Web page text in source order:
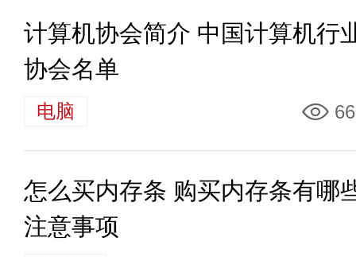
计算机协会简介 中国计算机行
协会名单
电脑
怎么买内存条 购买内存条有哪
注意事项